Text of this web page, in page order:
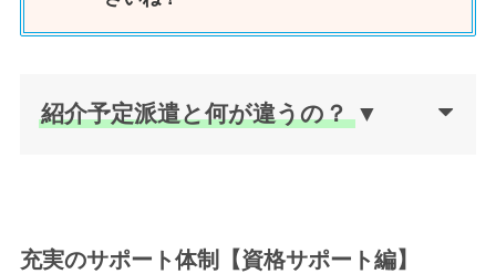
紹介予定派遣と何が違うの？ ▼
充実のサポート体制【資格サポート編】